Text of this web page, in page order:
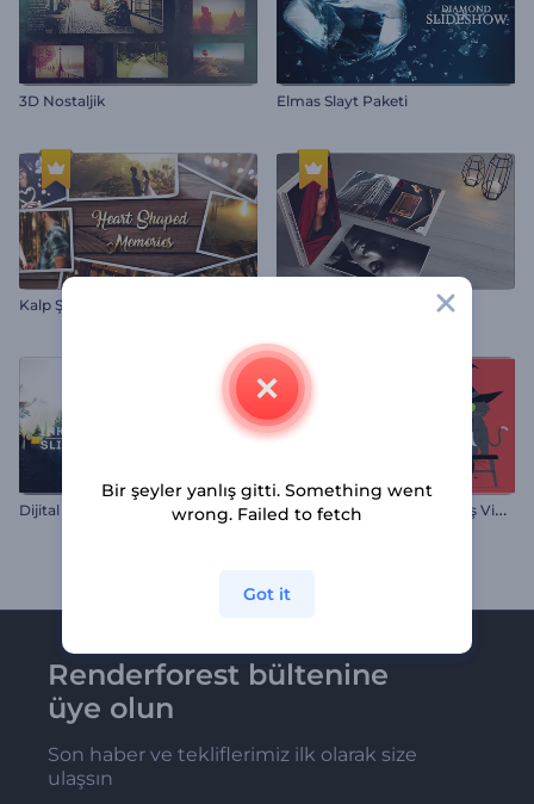
3D Nostaljik Elmas Slayt Paketi
Kalp Şeklinde Anılar Realistik Kitap Tanıtımı
Dijital Mürekkep Slayt Gösterisi C
adılar Bayramı Arefesi Giriş Videosu
Renderforest bültenine
üye olun
Son haber ve tekliflerimiz ilk olarak size
ulaşsın
Bir şeyler yanlış gitti. Something went
wrong. Failed to fetch
Got it